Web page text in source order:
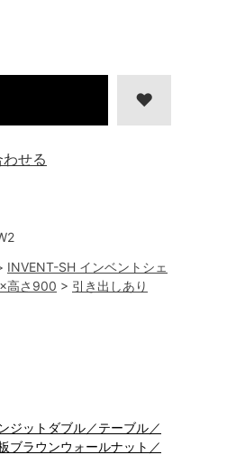
INVENT-SH インベントシェ
高さ900 > 引き出しあり
ジットダブル／テーブル／
ブラウンウォールナット／
せる